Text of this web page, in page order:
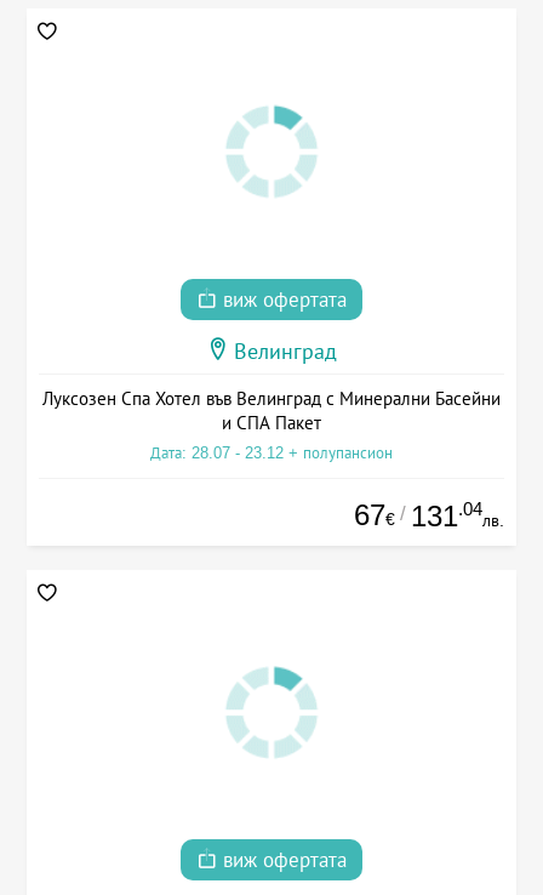
виж офертата
Велинград
Луксозен Спа Хотел във Велинград с Минерални Басейни
и СПА Пакет
Дата: 28.07 - 23.12 + полупансион
67€ / 131.04
лв.
виж офертата